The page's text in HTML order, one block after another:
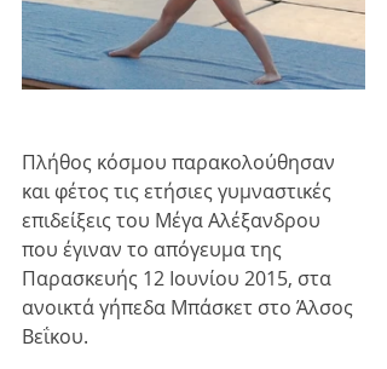
Πλήθος κόσμου παρακολούθησαν
και φέτος τις ετήσιες γυμναστικές
επιδείξεις του Μέγα Αλέξανδρου
που έγιναν το απόγευμα της
Παρασκευής 12 Ιουνίου 2015, στα
ανοικτά γήπεδα Μπάσκετ στο Άλσος
Βεΐκου.